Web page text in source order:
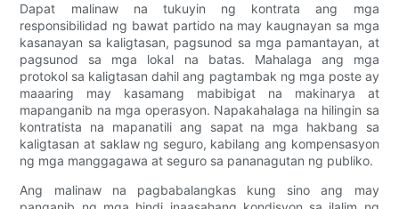
Dapat malinaw na tukuyin ng kontrata ang mga
responsibilidad ng bawat partido na may kaugnayan sa mga
kasanayan sa kaligtasan, pagsunod sa mga pamantayan, at
pagsunod sa mga lokal na batas. Mahalaga ang mga
protokol sa kaligtasan dahil ang pagtambak ng mga poste ay
maaaring may kasamang mabibigat na makinarya at
mapanganib na mga operasyon. Napakahalaga na hilingin sa
kontratista na mapanatili ang sapat na mga hakbang sa
kaligtasan at saklaw ng seguro, kabilang ang kompensasyon
ng mga manggagawa at seguro sa pananagutan ng publiko.
Ang malinaw na pagbabalangkas kung sino ang may